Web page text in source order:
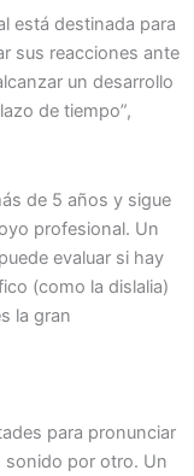
está destinada para
sus reacciones ante
un desarrollo
de tiempo”,
de 5 años y sigue
profesional. Un
puede evaluar si hay
(como la dislalia)
la gran
para pronunciar
sonido por otro. Un